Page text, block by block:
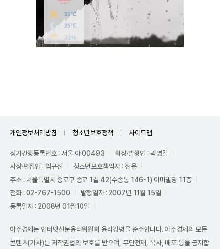
개인정보처리방침 청소년보호정책 사이트맵
정기간행등록번호 : 서울 아 00493
회장·발행인 : 곽영길
사장·편집인 : 임규진
청소년보호책임자 : 전운
주소 : 서울특별시 종로구 종로 1길 42(수송동 146-1) 이마빌딩 11층
전화 : 02-767-1500
발행일자 : 2007년 11월 15일
등록일자 : 2008년 01월10일
아주경제는 인터넷신문윤리위원회 윤리강령을 준수합니다. 아주경제의 모든
콘텐츠(기사)는 저작권법의 보호를 받으며, 무단전재, 복사, 배포 등을 금지합